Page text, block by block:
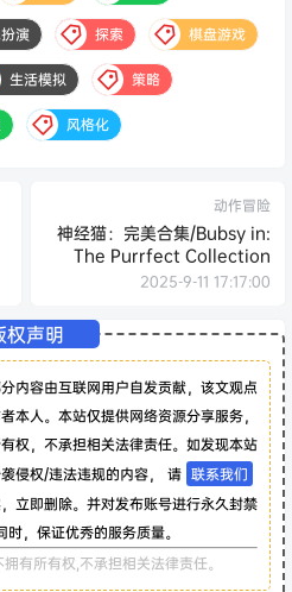
演 探索 棋盘游戏
生活模拟 策略
风格化
动作冒险
神经猫：完美合集/Bubsy in:
The Purrfect Collection
2025-9-11 17:17:00
权声明
内容由互联网用户自发贡献，该文观点
本人。本站仅提供网络资源分享服务，
权，不承担相关法律责任。如发现本站
侵权/违法违规的内容， 请 联系我们
立即删除。并对发布账号进行永久封禁
，保证优秀的服务质量。
有所有权,不承担相关法律责任。